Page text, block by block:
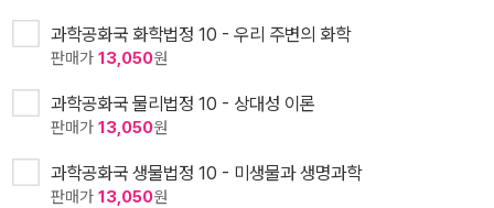
과학공화국 화학법정 10 - 우리 주변의 화학
판매가 13,050원
과학공화국 물리법정 10 - 상대성 이론
판매가 13,050원
과학공화국 생물법정 10 - 미생물과 생명과학
판매가 13,050원